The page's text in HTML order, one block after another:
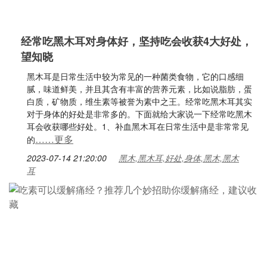
经常吃黑木耳对身体好，坚持吃会收获4大好处，
望知晓
黑木耳是日常生活中较为常见的一种菌类食物，它的口感细
腻，味道鲜美，并且其含有丰富的营养元素，比如说脂肪，蛋
白质，矿物质，维生素等被誉为素中之王。经常吃黑木耳其实
对于身体的好处是非常多的。下面就给大家说一下经常吃黑木
耳会收获哪些好处。1、补血黑木耳在日常生活中是非常常见
的……更多
2023-07-14 21:20:00
黑木,黑木耳,好处,身体,黑木,黑木
耳